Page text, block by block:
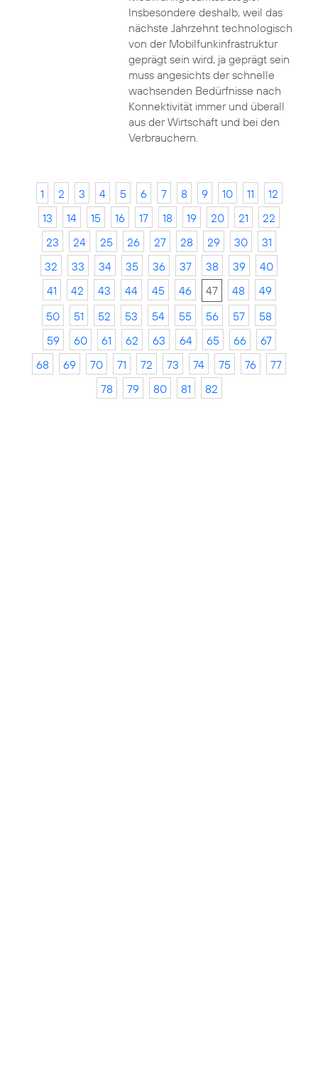
Insbesondere deshalb, weil das
nächste Jahrzehnt technologisch
von der Mobilfunkinfrastruktur
geprägt sein wird, ja geprägt sein
muss angesichts der schnelle
wachsenden Bedürfnisse nach
Konnektivität immer und überall
aus der Wirtschaft und bei den
Verbrauchern.
1 2 3 4 5 6 7 8 9 10 11
12
13
14 15 16 17 18 19 20 21
22
23
24 25 26 27 28 29 30
31
32
33 34 35 36 37 38 39
40
41
42 43 44 45 46 47 48
49
50
51 52 53 54 55 56 57
58
59
60 61 62 63 64 65 66
67
68
69 70 71 72 73 74 75 76
77
78
79 80 81 82